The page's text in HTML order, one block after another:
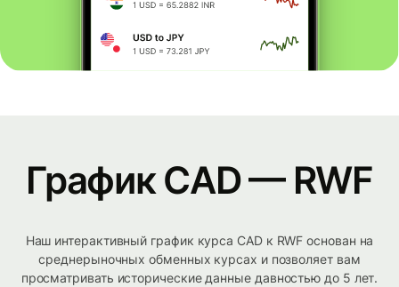
График CAD — RWF
Наш интерактивный график курса CAD к RWF основан на
среднерыночных обменных курсах и позволяет вам
просматривать исторические данные давностью до 5 лет.